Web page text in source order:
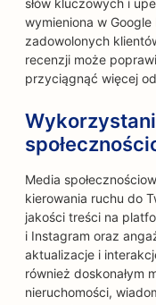
słów kluczowych i
wymieniona w
zadowolonych
recenzji może
przyciągnąć więcej
Media
kierowania ruchu do
jakości treści na
i Instagram oraz
aktualizacje i
również doskonałym
nieruchomości,